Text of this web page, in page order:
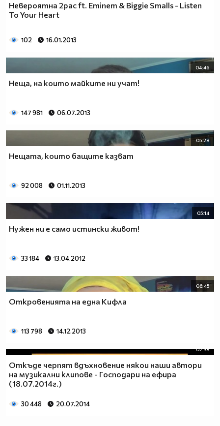
Невероятнa 2pac ft. Eminem & Biggie Smalls - Listen
To Your Heart
102 16.01.2013
04:46
Неща, на които майките ни учат!
147 981 06.07.2013
05:28
Нещата, които бащите казват
92 008 01.11.2013
05:14
Нужен ни е само истински живот!
33 184 13.04.2012
06:45
Откровенията на една Кифла
113 798 14.12.2013
02:38
Откъде черпят вдъхновение някои наши автори
на музикални клипове - Господари на ефира
(18.07.2014г.)
30 448 20.07.2014